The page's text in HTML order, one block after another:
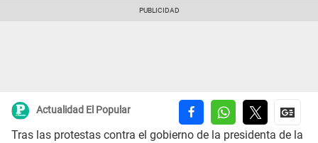
Actualidad El Popular
Tras las protestas contra el gobierno de la presidenta de la